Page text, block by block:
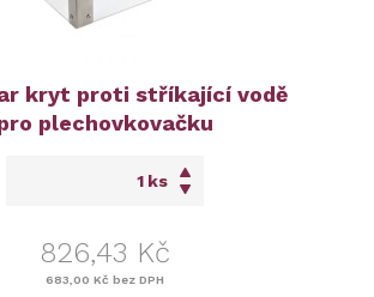
kryt proti stříkající vodě
plechovkovačku
ks
826,43 Kč
683,00 Kč bez DPH